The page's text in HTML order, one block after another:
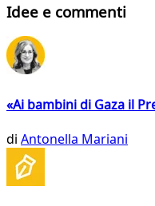
Idee e commenti
«Ai bambini di Gaza il
di Antonella Mariani